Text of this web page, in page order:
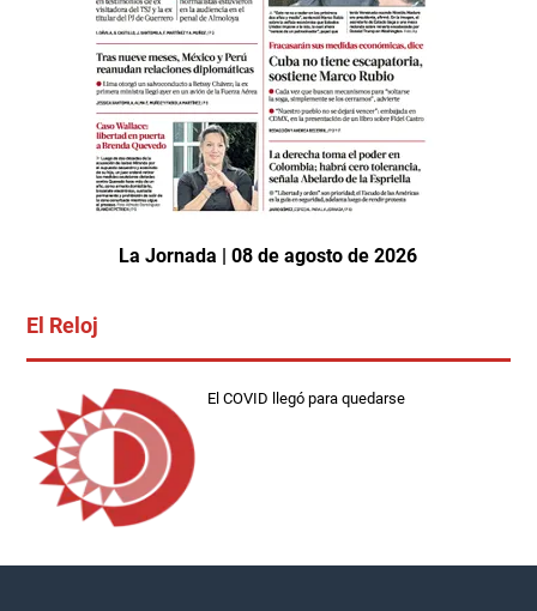
La Jornada | 08 de agosto de 2026
El Reloj
El COVID llegó para quedarse